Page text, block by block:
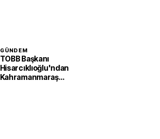
GÜNDEM
TOBB Başkanı
Hisarcıklıoğlu'ndan
Kahramanmaraş